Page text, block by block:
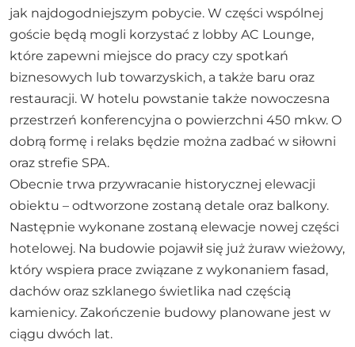
jak najdogodniejszym pobycie. W części wspólnej
goście będą mogli korzystać z lobby AC Lounge,
które zapewni miejsce do pracy czy spotkań
biznesowych lub towarzyskich, a także baru oraz
restauracji. W hotelu powstanie także nowoczesna
przestrzeń konferencyjna o powierzchni 450 mkw. O
dobrą formę i relaks będzie można zadbać w siłowni
oraz strefie SPA.
Obecnie trwa przywracanie historycznej elewacji
obiektu – odtworzone zostaną detale oraz balkony.
Następnie wykonane zostaną elewacje nowej części
hotelowej. Na budowie pojawił się już żuraw wieżowy,
który wspiera prace związane z wykonaniem fasad,
dachów oraz szklanego świetlika nad częścią
kamienicy. Zakończenie budowy planowane jest w
ciągu dwóch lat.